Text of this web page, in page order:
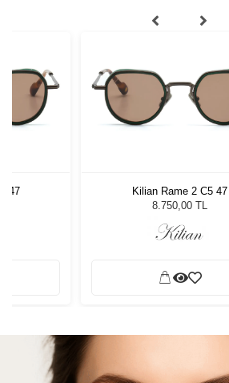
47
Kilian Rame 2 C5 47
8.750,00 TL